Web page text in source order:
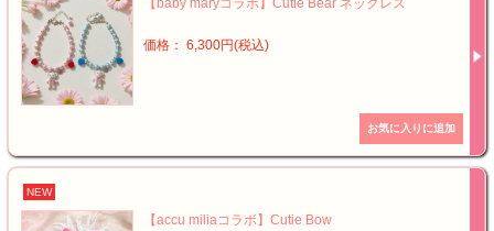
【baby maryコラボ】Cutie Bear ネックレス
価格： 6,300円(税込)
NEW
【accu miliaコラボ】Cutie Bow